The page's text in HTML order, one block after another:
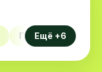
Проктология
Ещё +6